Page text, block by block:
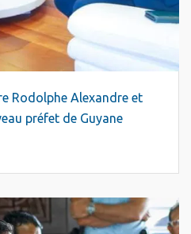
Rodolphe Alexandre et
préfet de Guyane